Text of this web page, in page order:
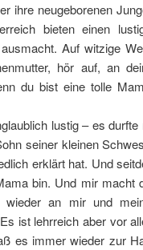
ihre neugeborenen
bieten einen
Auf witzige
hör auf, an
du bist eine tolle
lustig – es durfte
seiner kleinen
erklärt hat. Und
bin. Und mir macht
an mir und
ist lehrreich aber vor
es immer wieder zur